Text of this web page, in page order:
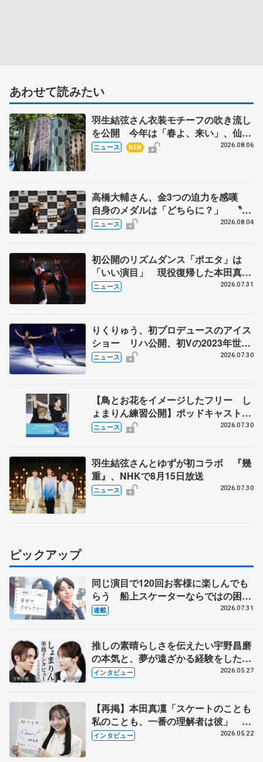
あわせて読みたい
羽生結弦さん衣装モチーフの吹き流し
を公開 今年は「春よ、来い」、仙台
の瑞鳳殿
ニュース NEW 2026.08.06
高橋大輔さん、金3つの迫力を感嘆
自身のメダルは「どちらに？」 〝リ
ス兄弟〟オリンピック3連覇の野村忠
ニュース 2026.08.04
初公開のリズムダンス「ポエタ」は
「いい演目」 現役復帰した本田真
凜、宇野昌磨組がアイスショー
ニュース 2026.07.31
りくりゅう、初プロデュースのアイス
ショー リハ公開、初Vの2023年世界
選手権のSP披露 ハゼボロ、チョク
ニュース 2026.07.30
【鳥とお花をイメージしたフリー し
ょまりん練習公開】ポッドキャスト
#75を配信
ニュース 2026.07.30
羽生結弦さんとゆずが初コラボ 『幾
重』、NHKで8月15日放送
ニュース 2026.07.30
ピックアップ
同じ演目で120回お客様に楽しんでも
らう 船上スケーターならではの困難
とは 影響あったPIW前キャプテン松
連載 2026.07.31
推しの素晴らしさを伝えたい宇野昌磨
の本気と、夢が遠ざかる経験をした本
田真凜の覚悟
インタビュー 2026.05.27
【再掲】本田真凜「スケートのことも
私のことも、一番の理解者は彼」 引
退時の単独インタビューで語った競技
インタビュー 2026.05.22